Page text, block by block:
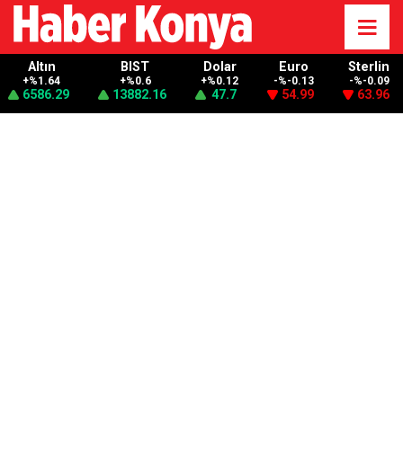
Altın
+%1.64
6586.29
BIST
+%0.6
13882.16
Dolar
+%0.12
47.7
Euro
-%-0.13
54.99
Sterlin
-%-0.09
63.96